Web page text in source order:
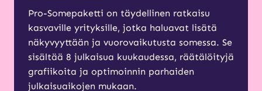
Pro-Somepaketti on täydellinen ratkaisu
kasvaville yrityksille, jotka haluavat lisätä
näkyvyyttään ja vuorovaikutusta somessa. Se
sisältää 8 julkaisua kuukaudessa, räätälöityjä
grafiikoita ja optimoinnin parhaiden
julkaisuaikojen mukaan.